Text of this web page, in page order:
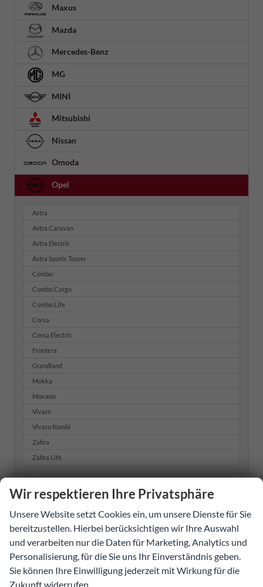
Maxus
Mazda
Mercedes-Benz
MG
MINI
Mitsubishi
Nissan
Omoda
Opel
Astra
Astra Caravan
Astra Electric
Astra Sports Tourer
Combo
Combo Cargo
Combo Life
Corsa
Corsa Electric
Frontera
Grandland
Mokka
Movano
Vivaro
Vivaro Kombi
Zafira
Zafira Life
Porsche
Seat
Wir respektieren Ihre Privatsphäre
Unsere Website setzt Cookies ein, um unsere Dienste für Sie
bereitzustellen. Hierbei berücksichtigen wir Ihre Auswahl
und verarbeiten nur die Daten für Marketing, Analytics und
Personalisierung, für die Sie uns Ihr Einverständnis geben.
Sie können Ihre Einwilligung jederzeit mit Wirkung für die
Zukunft widerrufen.